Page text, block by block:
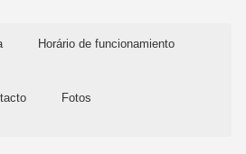
Horário de funcionamiento
Fotos